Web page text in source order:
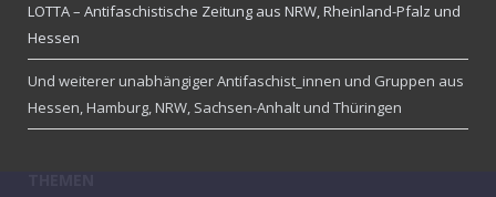
LOTTA – Antifaschistische Zeitung aus NRW, Rheinland-Pfalz und
Hessen
Und weiterer unabhängiger Antifaschist_innen und Gruppen aus
Hessen, Hamburg, NRW, Sachsen-Anhalt und Thüringen